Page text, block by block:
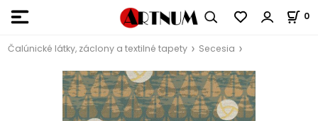
0
Čalúnické látky, záclony a textilné tapety Secesia